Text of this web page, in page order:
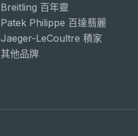
Breitling 百年靈
Patek Philippe 百達翡麗
Jaeger-LeCoultre 積家
其他品牌